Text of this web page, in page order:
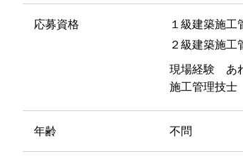
応募資格
１級建築施工
２級建築施工
現場経験 あ
施工管理技士
年齢 不問